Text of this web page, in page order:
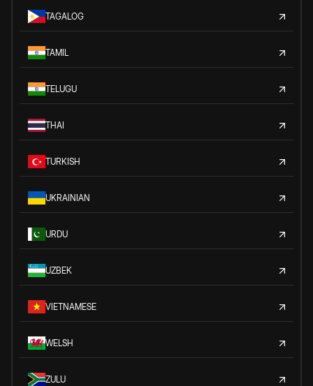
TAGALOG
TAMIL
TELUGU
THAI
TURKISH
UKRAINIAN
URDU
UZBEK
VIETNAMESE
WELSH
ZULU